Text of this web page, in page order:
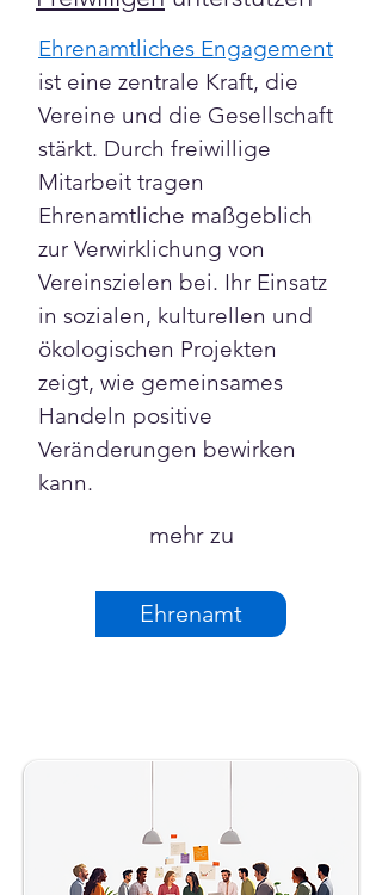
Ehrenamtliches Engagement
ist eine zentrale Kraft, die
Vereine und die Gesellschaft
stärkt. Durch freiwillige
Mitarbeit tragen
Ehrenamtliche maßgeblich
zur Verwirklichung von
Vereinszielen bei. Ihr Einsatz
in sozialen, kulturellen und
ökologischen Projekten
zeigt, wie gemeinsames
Handeln positive
Veränderungen bewirken
kann.
mehr zu
Ehrenamt